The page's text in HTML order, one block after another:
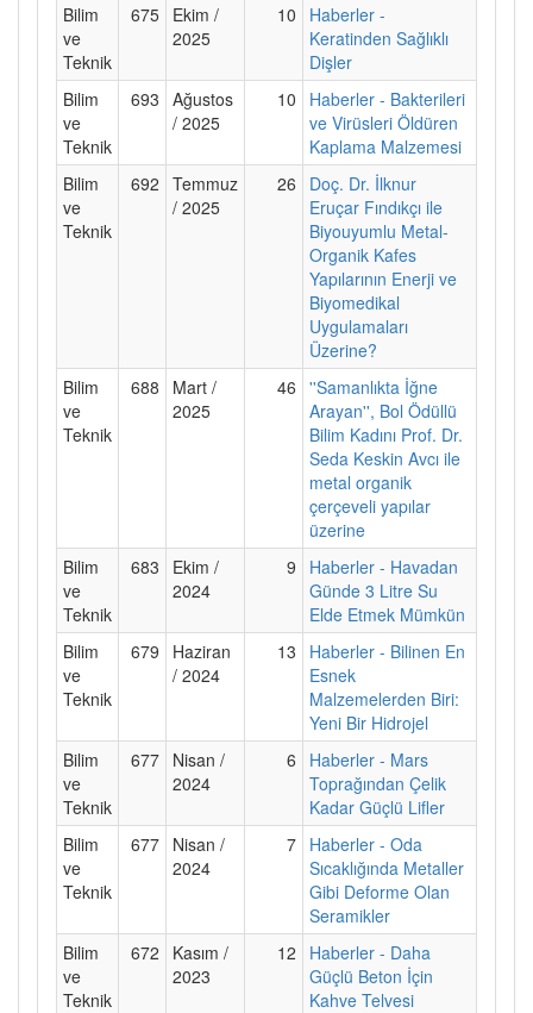
Bilim
ve
Teknik
675 Ekim /
2025
10
Haberler -
Keratinden Sağlıklı
Dişler
Bilim
ve
Teknik
693 Ağustos
/ 2025
10
Haberler - Bakterileri
ve Virüsleri Öldüren
Kaplama Malzemesi
Bilim
ve
Teknik
692 Temmuz
/ 2025
26
Doç. Dr. İlknur
Eruçar Fındıkçı ile
Biyouyumlu Metal-
Organik Kafes
Yapılarının Enerji ve
Biyomedikal
Uygulamaları
Üzerine?
Bilim
ve
Teknik
688
Mart /
2025
46 ''Samanlıkta İğne
Arayan'', Bol Ödüllü
Bilim Kadını Prof. Dr.
Seda Keskin Avcı ile
metal organik
çerçeveli yapılar
üzerine
Bilim
ve
Teknik
683
Ekim /
2024
9
Haberler - Havadan
Günde 3 Litre Su
Elde Etmek Mümkün
Bilim
ve
Teknik
679
Haziran
/ 2024
13
Haberler - Bilinen En
Esnek
Malzemelerden Biri:
Yeni Bir Hidrojel
Bilim
ve
Teknik
677 Nisan /
2024
6
Haberler - Mars
Toprağından Çelik
Kadar Güçlü Lifler
Bilim
ve
Teknik
677 Nisan /
2024
7 Haberler - Oda
Sıcaklığında Metaller
Gibi Deforme Olan
Seramikler
Bilim
ve
Teknik
672
Kasım /
2023
12
Haberler - Daha
Güçlü Beton İçin
Kahve Telvesi